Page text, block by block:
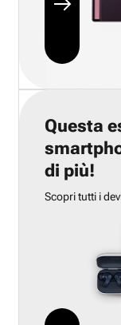
Questa
di più!
Scopri tutti i